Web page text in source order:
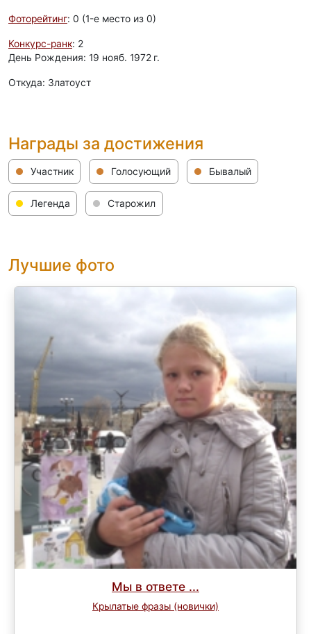
Фоторейтинг: 0 (1-e место из 0)
Конкурс-ранк: 2
День Рождения: 19 нояб. 1972 г.
Откуда: Златоуст
Награды за достижения
Участник Голосующий Бывалый
Легенда Старожил
Лучшие фото
Мы в ответе ...
Крылатые фразы (новички)